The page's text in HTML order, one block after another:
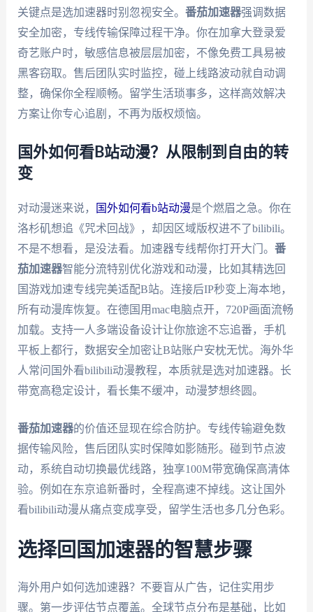
关键点是选加速器时别忽视安全。 番茄加速器强调数据
安全加密，专线传输保障过程干净。你在加拿大登录爱
奇艺账户时，敏感信息被层层加密，不像免费工具易被
黑客窃取。售后团队实时监控，碰上线路波动就自动调
整，确保你全程顺畅。留学生活琐事多，这样高效解决
方案让你专心追剧，不再为版权烦恼。
国外如何看B站动漫？从限制到自由的转
变
对动漫迷来说， 国外如何看b站动漫是个燃眉之急。你在
洛杉矶想追《咒术回战》，却因区域版权进不了bilibili。
不是不想看，是没法看。加速器专线帮你打开大门。 番
茄加速器智能分流特别优化游戏和动漫，比如其精选回
国游戏加速专线完美适配B站。连接后IP秒变上海本地，
所有动漫库恢复。在德国用mac电脑点开，720P画面流畅
加载。支持一人多端设备设计让你旅途不忘追番，手机
平板上都行，数据安全加密让B站账户安枕无忧。海外华
人常问国外看bilibili动漫教程，本质就是选对加速器。长
带宽高稳定设计，看长集不缓冲，动漫梦想终圆。
番茄加速器的价值还显现在综合防护。专线传输避免数
据传输风险，售后团队实时保障如影随形。碰到节点波
动，系统自动切换最优线路，独享100M带宽确保高清体
验。例如在东京追新番时，全程高速不掉线。这让国外
看bilibili动漫从痛点变成享受，留学生活也多几分色彩。
选择回国加速器的智慧步骤
海外用户如何选加速器？不要盲从广告，记住实用步
骤。第一步评估节点覆盖。全球节点分布是基础，比如